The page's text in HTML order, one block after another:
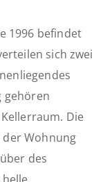
1996 befindet
sich zwei
gehören
Die
Wohnung
des